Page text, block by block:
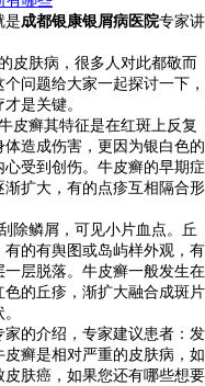
是成都银康银屑病医院专家讲
肤病，很多人对此都敬而
问题给大家一起探讨一下，
是关键。
皮癣其特征是在红斑上反复
造成伤害，更因为银白色的
受到创伤。牛皮癣的早期症
扩大，有的点疹互相隔合形
鳞屑，可见小片血点。丘
的有舆图或岛屿样外观，有
层脱落。牛皮癣一般发生在
的丘疹，渐扩大融合成斑片
家的介绍，专家建议患者：发
癣是相对严重的皮肤病，如
肤癌，如果您还有哪些想要